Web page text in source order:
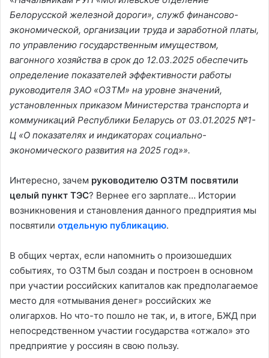
Белорусской железной дороги», служб финансово-
экономической, организации труда и заработной платы,
по управлению государственным имуществом,
вагонного хозяйства в срок до 12.03.2025 обеспечить
определение показателей эффективности работы
руководителя ЗАО «ОЗТМ» на уровне значений,
установленных приказом Министерства транспорта и
коммуникаций Республики Беларусь от 03.01.2025 №1-
Ц «О показателях и индикаторах социально-
экономического развития на 2025 год»».
Интересно, зачем руководителю ОЗТМ посвятили
целый пункт ТЭС? Вернее его зарплате… Истории
возникновения и становления данного предприятия мы
посвятили отдельную публикацию.
В общих чертах, если напомнить о произошедших
событиях, то ОЗТМ был создан и построен в основном
при участии российских капиталов как предполагаемое
место для «отмывания денег» российских же
олигархов. Но что-то пошло не так, и, в итоге, БЖД при
непосредственном участии государства «отжало» это
предприятие у россиян в свою пользу.